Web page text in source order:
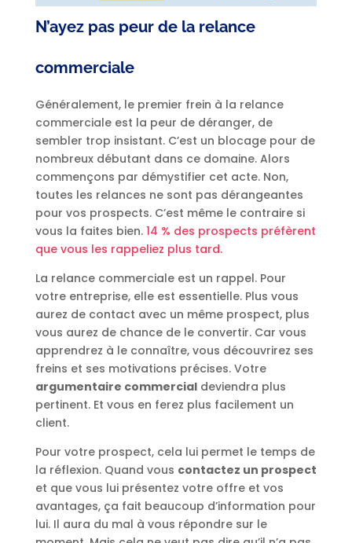
N’ayez pas peur de la relance
commerciale
Généralement, le premier frein à la relance
commerciale est la peur de déranger, de
sembler trop insistant. C’est un blocage pour de
nombreux débutant dans ce domaine. Alors
commençons par démystifier cet acte. Non,
toutes les relances ne sont pas dérangeantes
pour vos prospects. C’est même le contraire si
vous la faites bien. 14 % des prospects préfèrent
que vous les rappeliez plus tard.
La relance commerciale est un rappel. Pour
votre entreprise, elle est essentielle. Plus vous
aurez de contact avec un même prospect, plus
vous aurez de chance de le convertir. Car vous
apprendrez à le connaître, vous découvrirez ses
freins et ses motivations précises. Votre
argumentaire commercialdeviendra plus
pertinent. Et vous en ferez plus facilement un
client.
Pour votre prospect, cela lui permet le temps de
la réflexion. Quand vous contactez un prospect
et que vous lui présentez votre offre et vos
avantages, ça fait beaucoup d’information pour
lui. Il aura du mal à vous répondre sur le